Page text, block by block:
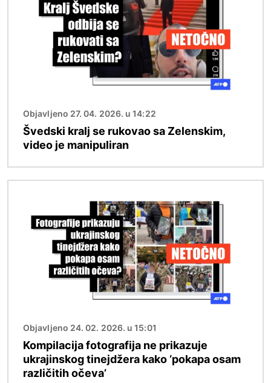
Objavljeno 27. 04. 2026. u 14:22
Švedski kralj se rukovao sa Zelenskim,
video je manipuliran
Objavljeno 24. 02. 2026. u 15:01
Kompilacija fotografija ne prikazuje
ukrajinskog tinejdžera kako ‘pokapa osam
različitih očeva’